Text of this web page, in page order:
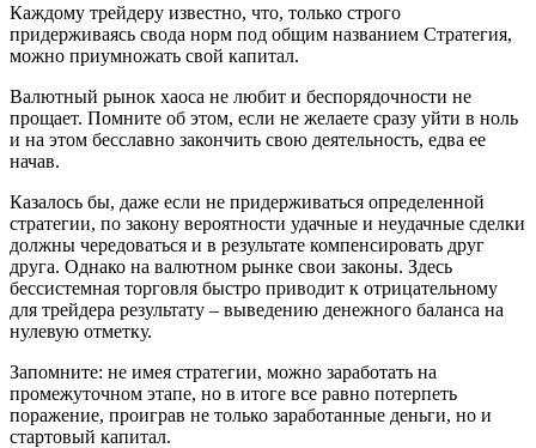
Каждому трейдеру известно, что, только строго
придерживаясь свода норм под общим названием Стратегия,
можно приумножать свой капитал.
Валютный рынок хаоса не любит и беспорядочности не
прощает. Помните об этом, если не желаете сразу уйти в ноль
и на этом бесславно закончить свою деятельность, едва ее
начав.
Казалось бы, даже если не придерживаться определенной
стратегии, по закону вероятности удачные и неудачные сделки
должны чередоваться и в результате компенсировать друг
друга. Однако на валютном рынке свои законы. Здесь
бессистемная торговля быстро приводит к отрицательному
для трейдера результату – выведению денежного баланса на
нулевую отметку.
Запомните: не имея стратегии, можно заработать на
промежуточном этапе, но в итоге все равно потерпеть
поражение, проиграв не только заработанные деньги, но и
стартовый капитал.